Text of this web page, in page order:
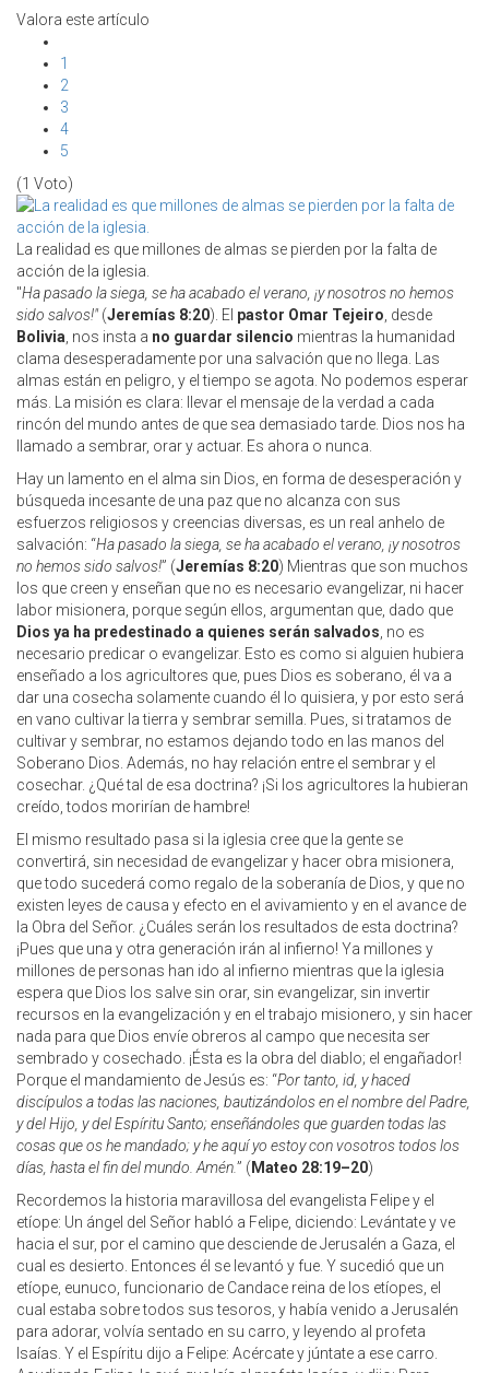
Valora este artículo
1
2
3
4
5
(1 Voto)
La realidad es que millones de almas se pierden por la falta de
acción de la iglesia.
"Ha pasado la siega, se ha acabado el verano, ¡y nosotros no hemos
sido salvos!"(Jeremías 8:20). El pastor Omar Tejeiro, desde
Bolivia, nos insta a no guardar silencio mientras la humanidad
clama desesperadamente por una salvación que no llega. Las
almas están en peligro, y el tiempo se agota. No podemos esperar
más. La misión es clara: llevar el mensaje de la verdad a cada
rincón del mundo antes de que sea demasiado tarde. Dios nos ha
llamado a sembrar, orar y actuar. Es ahora o nunca.
Hay un lamento en el alma sin Dios, en forma de desesperación y
búsqueda incesante de una paz que no alcanza con sus
esfuerzos religiosos y creencias diversas, es un real anhelo de
salvación: “Ha pasado la siega, se ha acabado el verano, ¡y nosotros
no hemos sido salvos!” (Jeremías 8:20) Mientras que son muchos
los que creen y enseñan que no es necesario evangelizar, ni hacer
labor misionera, porque según ellos, argumentan que, dado que
Dios ya ha predestinado a quienes serán salvados, no es
necesario predicar o evangelizar. Esto es como si alguien hubiera
enseñado a los agricultores que, pues Dios es soberano, él va a
dar una cosecha solamente cuando él lo quisiera, y por esto será
en vano cultivar la tierra y sembrar semilla. Pues, si tratamos de
cultivar y sembrar, no estamos dejando todo en las manos del
Soberano Dios. Además, no hay relación entre el sembrar y el
cosechar. ¿Qué tal de esa doctrina? ¡Si los agricultores la hubieran
creído, todos morirían de hambre!
El mismo resultado pasa si la iglesia cree que la gente se
convertirá, sin necesidad de evangelizar y hacer obra misionera,
que todo sucederá como regalo de la soberanía de Dios, y que no
existen leyes de causa y efecto en el avivamiento y en el avance de
la Obra del Señor. ¿Cuáles serán los resultados de esta doctrina?
¡Pues que una y otra generación irán al infierno! Ya millones y
millones de personas han ido al infierno mientras que la iglesia
espera que Dios los salve sin orar, sin evangelizar, sin invertir
recursos en la evangelización y en el trabajo misionero, y sin hacer
nada para que Dios envíe obreros al campo que necesita ser
sembrado y cosechado. ¡Ésta es la obra del diablo; el engañador!
Porque el mandamiento de Jesús es: “Por tanto, id, y haced
discípulos a todas las naciones, bautizándolos en el nombre del Padre,
y del Hijo, y del Espíritu Santo; enseñándoles que guarden todas las
cosas que os he mandado; y he aquí yo estoy con vosotros todos los
días, hasta el fin del mundo. Amén.” ( Mateo 28:19–20)
Recordemos la historia maravillosa del evangelista Felipe y el
etíope: Un ángel del Señor habló a Felipe, diciendo: Levántate y ve
hacia el sur, por el camino que desciende de Jerusalén a Gaza, el
cual es desierto. Entonces él se levantó y fue. Y sucedió que un
etíope, eunuco, funcionario de Candace reina de los etíopes, el
cual estaba sobre todos sus tesoros, y había venido a Jerusalén
para adorar, volvía sentado en su carro, y leyendo al profeta
Isaías. Y el Espíritu dijo a Felipe: Acércate y júntate a ese carro.